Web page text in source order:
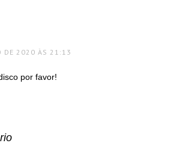
DE 2020 ÀS 21:13
por favor!